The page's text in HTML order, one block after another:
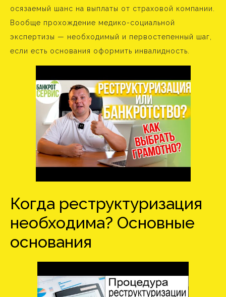
осязаемый шанс на выплаты от страховой компании.
Вообще прохождение медико-социальной
экспертизы — необходимый и первостепенный шаг,
если есть основания оформить инвалидность.
Когда реструктуризация
необходима? Основные
основания